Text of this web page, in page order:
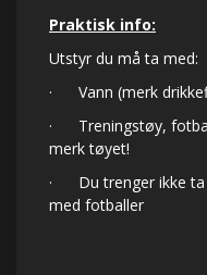
Praktisk info:
Utstyr du må ta med:
· Vann (merk
· Treningstøy,
merk tøyet!
· Du trenger ikke ta
med fotballer